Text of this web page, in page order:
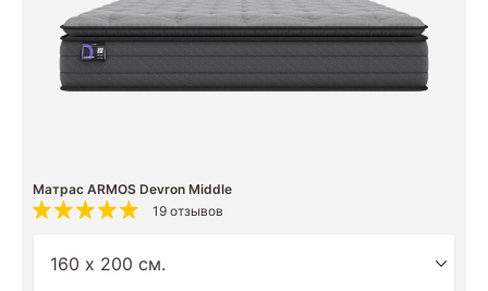
Матрас ARMOS Devron Middle
19 отзывов